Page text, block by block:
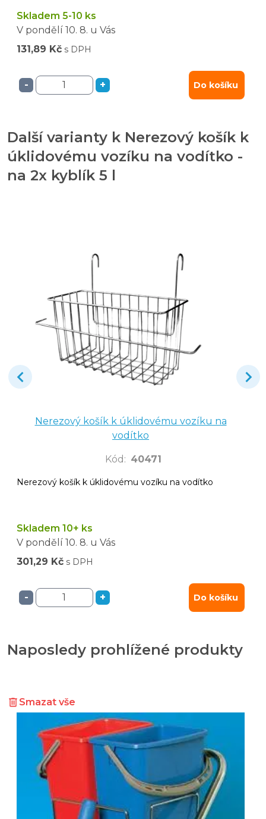
Skladem 5-10 ks
V pondělí 10. 8. u Vás
131,89 Kč s DPH
- + Do košíku
Další varianty k Nerezový košík k
úklidovému vozíku na vodítko -
na 2x kyblík 5 l
Nerezový košík k úklidovému vozíku na
vodítko
Kód : 40471
Nerezový košík k úklidovému vozíku na vodítko
Skladem 10+ ks
V pondělí 10. 8. u Vás
301,29 Kč s DPH
- + Do košíku
Naposledy prohlížené produkty
Smazat vše